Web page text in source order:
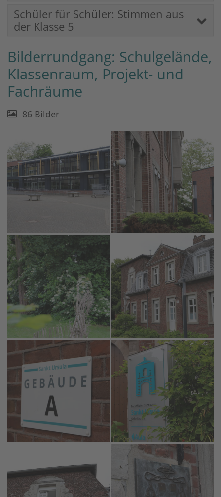
Schüler für Schüler: Stimmen aus
der Klasse 5
Bilderrundgang: Schulgelände,
Klassenraum, Projekt- und
Fachräume
86 Bilder